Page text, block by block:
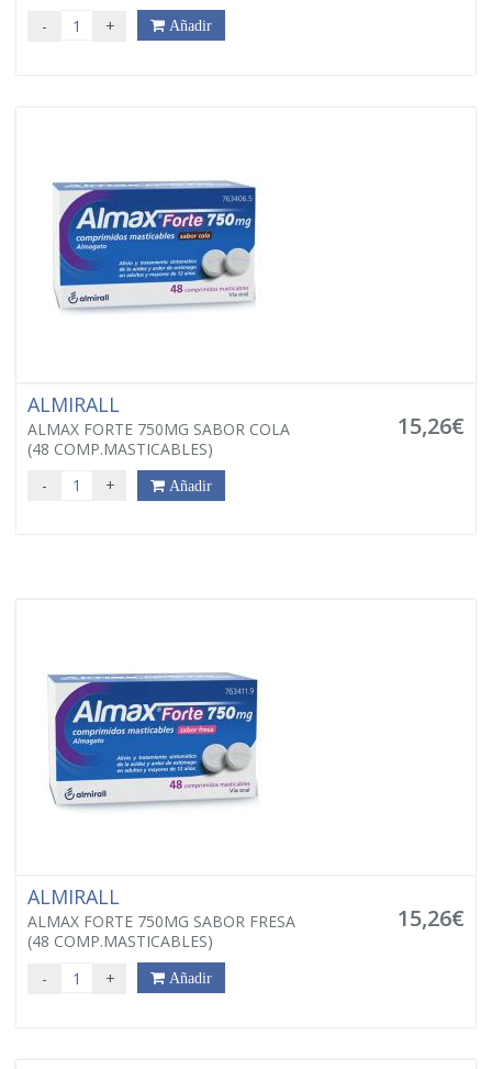
- + Añadir
ALMIRALL
ALMAX FORTE 750MG SABOR COLA
(48 COMP.MASTICABLES)
15,26€
- + Añadir
ALMIRALL
ALMAX FORTE 750MG SABOR FRESA
(48 COMP.MASTICABLES)
15,26€
- + Añadir